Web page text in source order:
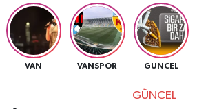
VAN VANSPOR GÜNCEL
GÜNCEL
VAN Namaz Vakitleri
Van Trafik Yoğunluk Haritası
Süper Lig Puan Durumu ve